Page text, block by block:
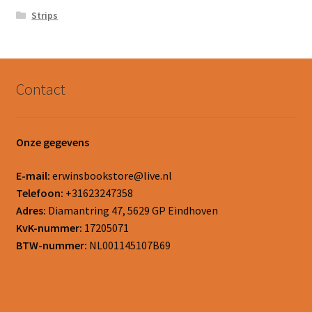
Strips
Contact
Onze gegevens
E-mail: erwinsbookstore@live.nl
Telefoon: +31623247358
Adres: Diamantring 47, 5629 GP Eindhoven
KvK-nummer: 17205071
BTW-nummer: NL001145107B69